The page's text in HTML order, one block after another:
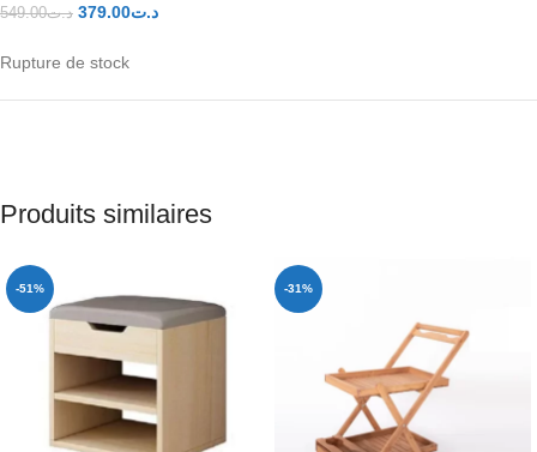
د.ت549.00 د.ت379.00
Rupture de stock
Produits similaires
-51% -31%